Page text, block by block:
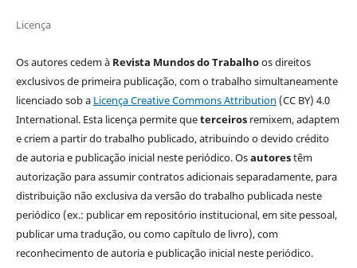
Licença
Os autores cedem à Revista Mundos do Trabalhoos direitos
exclusivos de primeira publicação, com o trabalho simultaneamente
licenciado sob a Licença Creative Commons Attribution (CC BY) 4.0
International. Esta licença permite queterceirosremixem, adaptem
e criem a partir do trabalho publicado, atribuindo o devido crédito
de autoria e publicação inicial neste periódico. Osautorestêm
autorização para assumir contratos adicionais separadamente, para
distribuição não exclusiva da versão do trabalho publicada neste
periódico (ex.: publicar em repositório institucional, em site pessoal,
publicar uma tradução, ou como capítulo de livro), com
reconhecimento de autoria e publicação inicial neste periódico.